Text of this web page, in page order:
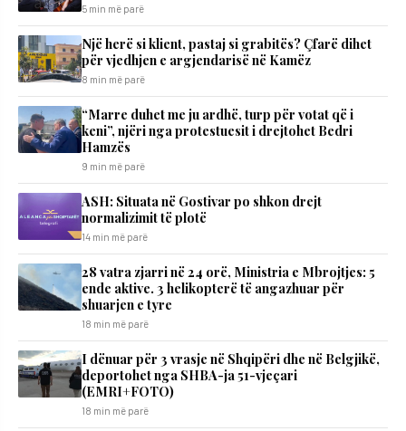
5 min më parë
Një herë si klient, pastaj si grabitës? Çfarë dihet
për vjedhjen e argjendarisë në Kamëz
8 min më parë
“Marre duhet me ju ardhë, turp për votat që i
keni”, njëri nga protestuesit i drejtohet Bedri
Hamzës
9 min më parë
ASH: Situata në Gostivar po shkon drejt
normalizimit të plotë
14 min më parë
28 vatra zjarri në 24 orë, Ministria e Mbrojtjes: 5
ende aktive. 3 helikopterë të angazhuar për
shuarjen e tyre
18 min më parë
I dënuar për 3 vrasje në Shqipëri dhe në Belgjikë,
deportohet nga SHBA-ja 51-vjeçari
(EMRI+FOTO)
18 min më parë